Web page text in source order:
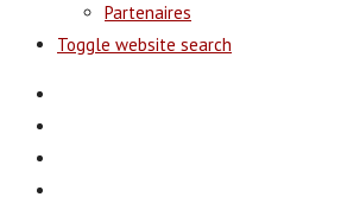
Partenaires
Toggle website search